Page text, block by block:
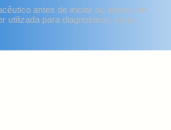
antes de iniciar ou alterar um
utilizada para diagnosticar, curar,